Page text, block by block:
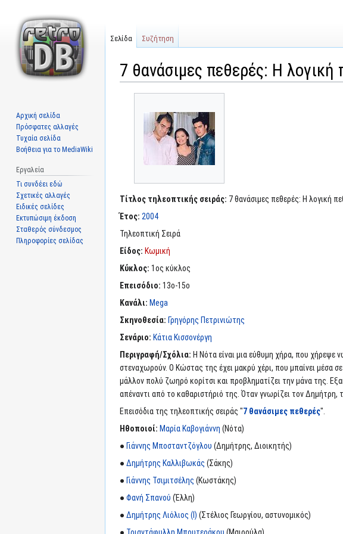
7 θανάσιμες πεθερές: Η λογική
πλοήγηση
αναζήτηση
Τίτλος τηλεοπτικής σειράς: 7 θανάσιμες πεθερές: Η λογική
Έτος: 2004
Τηλεοπτική Σειρά
Είδος: Κωμική
Κύκλος: 1ος κύκλος
Επεισόδιο: 13ο-15ο
Κανάλι: Mega
Σκηνοθεσία: Γρηγόρης Πετρινιώτης
Σενάριο: Κάτια Κισσονέργη
Περιγραφή/Σχόλια: Η Νότα είναι μια εύθυμη χήρα, που χήρεψε
στεναχωρούν. Ο Κώστας της έχει μακρύ χέρι, που μπαίνει μέσα
μάλλον πολύ ζωηρό κορίτσι και προβληματίζει την μάνα της.
απέναντι από το καθαριστήριό της. Όταν γνωρίζει τον
Επεισόδια της τηλεοπτικής σειράς "7 θανάσιμες πεθερές".
Ηθοποιοί: Μαρία Καβογιάννη (Νότα)
● Γιάννης Μποσταντζόγλου (Δημήτρης, Διοικητής)
● Δημήτρης Καλλιβωκάς (Σάκης)
● Γιάννης Τσιμιτσέλης (Κωστάκης)
● Φανή Σπανού (Έλλη)
● Δημήτρης Λιόλιος (I) (Στέλιος Γεωργίου, αστυνομικός)
Σελίδα Συζήτηση
Αρχική σελίδα
Πρόσφατες αλλαγές
Τυχαία σελίδα
Βοήθεια για το MediaWiki
Εργαλεία
Τι συνδέει εδώ
Σχετικές αλλαγές
Ειδικές σελίδες
Εκτυπώσιμη έκδοση
Σταθερός σύνδεσμος
Πληροφορίες σελίδας